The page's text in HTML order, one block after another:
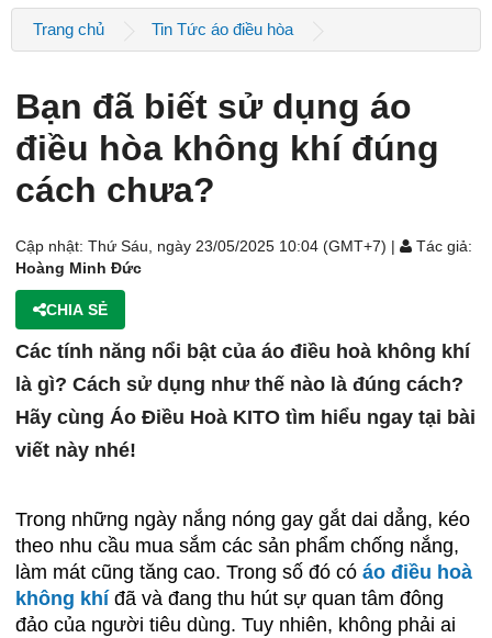
Trang chủ Tin Tức áo điều hòa
Bạn đã biết sử dụng áo
điều hòa không khí đúng
cách chưa?
Cập nhật: Thứ Sáu, ngày 23/05/2025 10:04 (GMT+7) |
Tác giả:
Hoàng Minh Đức
CHIA SẺ
Các tính năng nổi bật của áo điều hoà không khí
là gì? Cách sử dụng như thế nào là đúng cách?
Hãy cùng Áo Điều Hoà KITO tìm hiểu ngay tại bài
viết này nhé!
Trong những ngày nắng nóng gay gắt dai dẳng, kéo
theo nhu cầu mua sắm các sản phẩm chống nắng,
làm mát cũng tăng cao. Trong số đó có áo điều hoà
không khíđã và đang thu hút sự quan tâm đông
đảo của người tiêu dùng. Tuy nhiên, không phải ai